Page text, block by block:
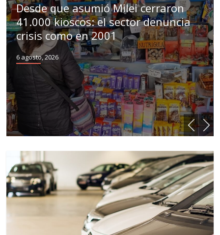
Desde que asumió Milei cerraron
41.000 kioscos: el sector denuncia
crisis como en 2001
6 agosto, 2026